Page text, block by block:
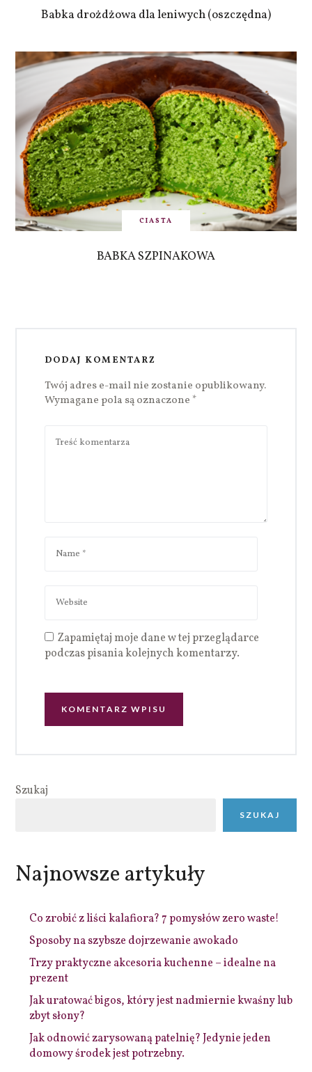
Babka drożdżowa dla leniwych (oszczędna)
CIASTA
BABKA SZPINAKOWA
DODAJ KOMENTARZ
Twój adres e-mail nie zostanie opublikowany.
Wymagane pola są oznaczone *
Zapamiętaj moje dane w tej przeglądarce
podczas pisania kolejnych komentarzy.
Szukaj
SZUKAJ
Najnowsze artykuły
Co zrobić z liści kalafiora? 7 pomysłów zero waste!
Sposoby na szybsze dojrzewanie awokado
Trzy praktyczne akcesoria kuchenne – idealne na
prezent
Jak uratować bigos, który jest nadmiernie kwaśny lub
zbyt słony?
Jak odnowić zarysowaną patelnię? Jedynie jeden
domowy środek jest potrzebny.